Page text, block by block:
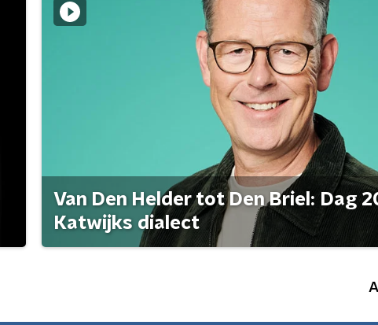
Van Den Helder tot Den Briel: Dag
Katwijks dialect